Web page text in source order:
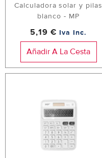
Calculadora solar y pilas
blanco - MP
5,19 € Iva Inc.
Añadir A La Cesta